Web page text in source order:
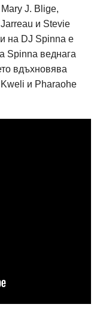
J. Blige,
и Stevie
на DJ Spinna е
Spinna веднага
вдъхновява
Kweli и Pharaohe